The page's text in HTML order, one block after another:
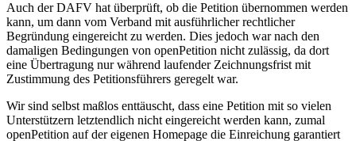
Auch der DAFV hat überprüft, ob die Petition übernommen werden
kann, um dann vom Verband mit ausführlicher rechtlicher
Begründung eingereicht zu werden. Dies jedoch war nach den
damaligen Bedingungen von openPetition nicht zulässig, da dort
eine Übertragung nur während laufender Zeichnungsfrist mit
Zustimmung des Petitionsführers geregelt war.
Wir sind selbst maßlos enttäuscht, dass eine Petition mit so vielen
Unterstützern letztendlich nicht eingereicht werden kann, zumal
openPetition auf der eigenen Homepage die Einreichung garantiert